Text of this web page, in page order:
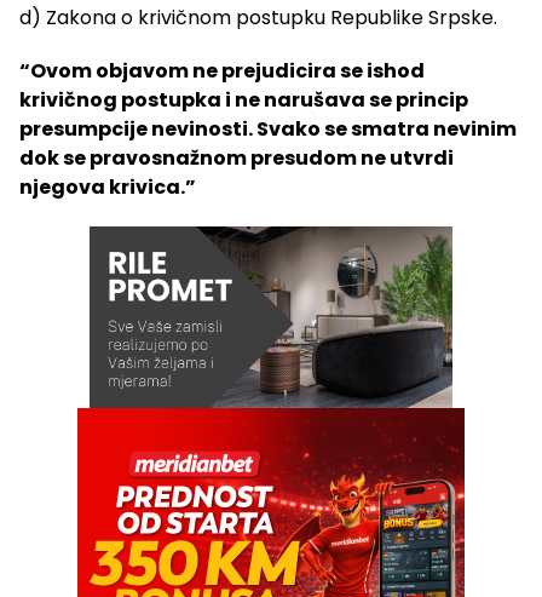
d) Zakona o krivičnom postupku Republike Srpske.
“Ovom objavom ne prejudicira se ishod
krivičnog postupka i ne narušava se princip
presumpcije nevinosti. Svako se smatra nevinim
dok se pravosnažnom presudom ne utvrdi
njegova krivica.”